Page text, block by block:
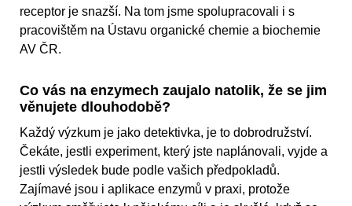
receptor je snazší. Na tom jsme spolupracovali i s
pracovištěm na Ústavu organické chemie a biochemie
AV ČR.
Co vás na enzymech zaujalo natolik, že se jim
věnujete dlouhodobě?
Každý výzkum je jako detektivka, je to dobrodružství.
Čekáte, jestli experiment, který jste naplánovali, vyjde a
jestli výsledek bude podle vašich předpokladů.
Zajímavé jsou i aplikace enzymů v praxi, protože